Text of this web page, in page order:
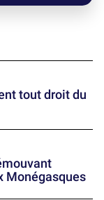
tout droit du
Monégasques